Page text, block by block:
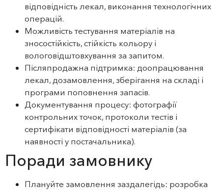
відповідність лекал, виконання технологічних
операцій.
Можливість тестування матеріалів на
зносостійкість, стійкість кольору і
вологовідштовхування за запитом.
Післяпродажна підтримка: доопрацювання
лекал, дозамовлення, зберігання на складі і
програми поповнення запасів.
Документування процесу: фотографії
контрольних точок, протоколи тестів і
сертифікати відповідності матеріалів (за
наявності у постачальника).
Поради замовнику
Плануйте замовлення заздалегідь: розробка